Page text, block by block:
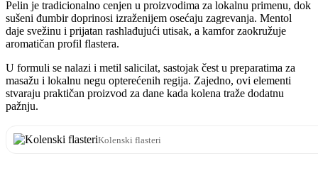
Pelin je tradicionalno cenjen u proizvodima za lokalnu primenu, dok
sušeni đumbir doprinosi izraženijem osećaju zagrevanja. Mentol
daje svežinu i prijatan rashlađujući utisak, a kamfor zaokružuje
aromatičan profil flastera.
U formuli se nalazi i metil salicilat, sastojak čest u preparatima za
masažu i lokalnu negu opterećenih regija. Zajedno, ovi elementi
stvaraju praktičan proizvod za dane kada kolena traže dodatnu
pažnju.
Kolenski flasteri